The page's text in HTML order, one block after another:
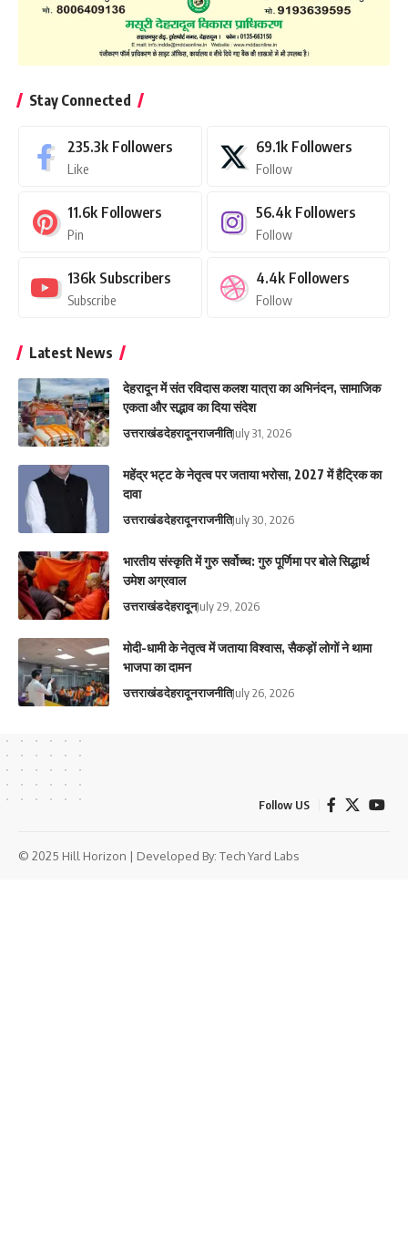
Stay Connected
235.3k Followers
Like
69.1k Followers
Follow
11.6k Followers
Pin
56.4k Followers
Follow
136k Subscribers
Subscribe
4.4k Followers
Follow
Latest News
देहरादून में संत रविदास कलश यात्रा का अभिनंदन, सामाजिक
एकता और सद्भाव का दिया संदेश
उत्तराखंडदेहरादूनराजनीतिJuly 31, 2026
महेंद्र भट्ट के नेतृत्व पर जताया भरोसा, 2027 में हैट्रिक का
दावा
उत्तराखंडदेहरादूनराजनीतिJuly 30, 2026
भारतीय संस्कृति में गुरु सर्वोच्च: गुरु पूर्णिमा पर बोले सिद्धार्थ
उमेश अग्रवाल
उत्तराखंडदेहरादूनJuly 29, 2026
मोदी-धामी के नेतृत्व में जताया विश्वास, सैकड़ों लोगों ने थामा
भाजपा का दामन
उत्तराखंडदेहरादूनराजनीतिJuly 26, 2026
Follow US
© 2025 Hill Horizon | Developed By: Tech Yard Labs